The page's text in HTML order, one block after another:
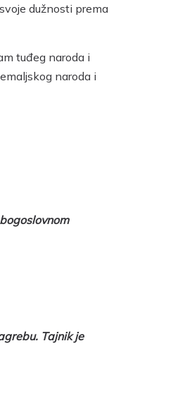
dužnosti prema
tuđeg naroda i
naroda i
Tajnik je